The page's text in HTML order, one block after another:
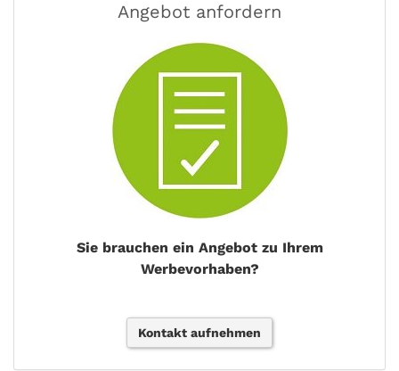
Angebot anfordern
Sie brauchen ein Angebot zu Ihrem
Werbevorhaben?
Kontakt aufnehmen